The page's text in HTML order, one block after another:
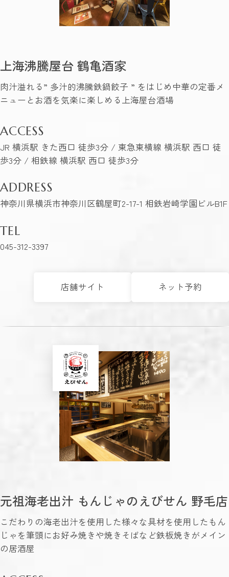
上海沸騰屋台 鶴亀酒家
肉汁溢れる” 多汁的沸騰鉄鍋餃子 ” をはじめ中華の定番メ
ニューとお酒を気楽に楽しめる上海屋台酒場
ACCESS
JR 横浜駅 きた西口 徒歩3分 / 東急東横線 横浜駅 西口 徒
歩3分 / 相鉄線 横浜駅 西口 徒歩3分
ADDRESS
神奈川県横浜市神奈川区鶴屋町2-17-1 相鉄岩崎学園ビルB1F
TEL
045-312-3397
店舗サイト ネット予約
元祖海老出汁 もんじゃのえびせん 野毛店
こだわりの海老出汁を使用した様々な具材を使用したもん
じゃを筆頭にお好み焼きや焼きそばなど鉄板焼きがメイン
の居酒屋